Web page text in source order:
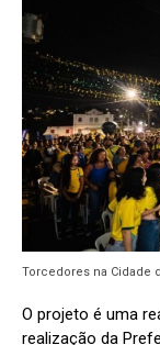
Torcedores na Cidade
O projeto é uma
realização da